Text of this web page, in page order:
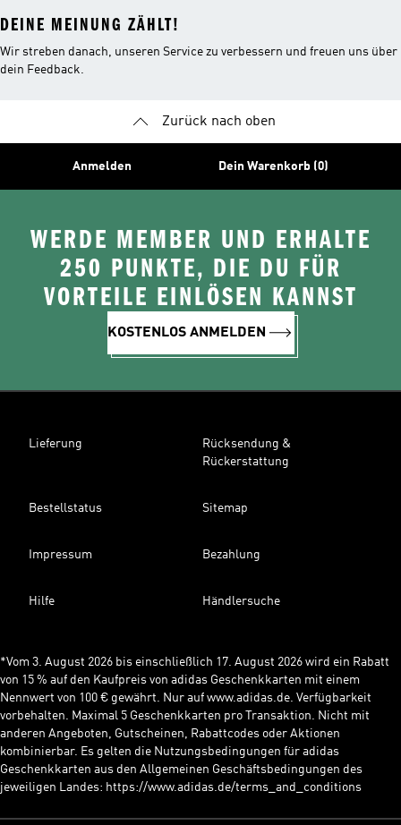
DEINE MEINUNG ZÄHLT!
Wir streben danach, unseren Service zu verbessern und freuen uns über
dein Feedback.
Zurück nach oben
Anmelden Dein Warenkorb (0)
WERDE MEMBER UND ERHALTE
250 PUNKTE, DIE DU FÜR
VORTEILE EINLÖSEN KANNST
KOSTENLOS ANMELDEN
Lieferung
Rücksendung &
Rückerstattung
Bestellstatus Sitemap
Impressum Bezahlung
Hilfe Händlersuche
*Vom 3. August 2026 bis einschließlich 17. August 2026 wird ein Rabatt
von 15 % auf den Kaufpreis von adidas Geschenkkarten mit einem
Nennwert von 100 € gewährt. Nur auf www.adidas.de. Verfügbarkeit
vorbehalten. Maximal 5 Geschenkkarten pro Transaktion. Nicht mit
anderen Angeboten, Gutscheinen, Rabattcodes oder Aktionen
kombinierbar. Es gelten die Nutzungsbedingungen für adidas
Geschenkkarten aus den Allgemeinen Geschäftsbedingungen des
jeweiligen Landes: https://www.adidas.de/terms_and_conditions